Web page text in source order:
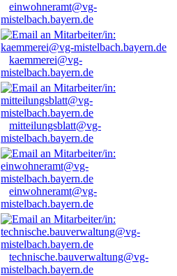
einwohneramt@vg-
mistelbach.bayern.de
kaemmerei@vg-
mistelbach.bayern.de
mitteilungsblatt@vg-
mistelbach.bayern.de
einwohneramt@vg-
mistelbach.bayern.de
technische.bauverwaltung@vg-
mistelbach.bayern.de